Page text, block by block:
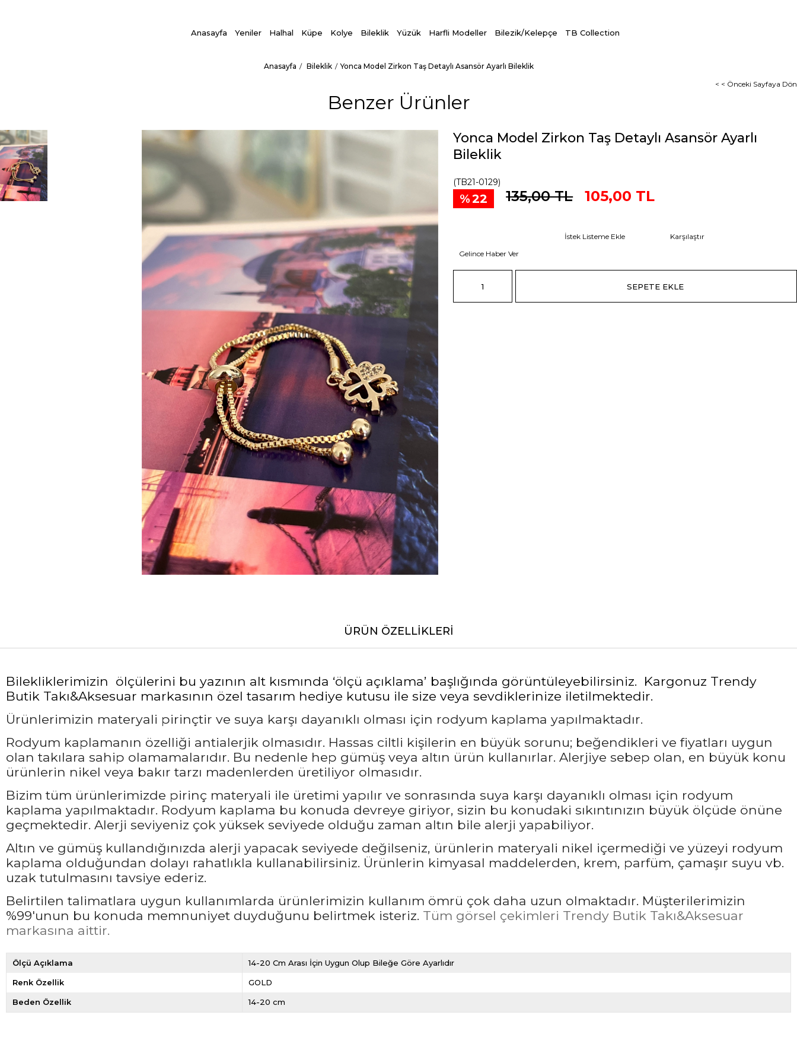
Anasayfa Yeniler Halhal Küpe Kolye Bileklik Yüzük Harfli Modeller Bilezik/Kelepçe TB Collection
Anasayfa Bileklik
Yonca Model Zirkon Taş Detaylı Asansör Ayarlı Bileklik
< < Önceki Sayfaya Dön
Benzer Ürünler
Yonca Model Zirkon Taş Detaylı Asansör Ayarlı
Bileklik
(TB21-0129)
22 135,00 TL 105,00 TL
İstek Listeme Ekle
Karşılaştır
Gelince Haber Ver
ÜRÜN ÖZELLIKLERI
Bilekliklerimizin ölçülerini bu yazının alt kısmında ‘ölçü açıklama’ başlığında görüntüleyebilirsiniz. Kargonuz Trendy
Butik Takı&Aksesuar markasının özel tasarım hediye kutusu ile size veya sevdiklerinize iletilmektedir.
Ürünlerimizin materyali pirinçtir ve suya karşı dayanıklı olması için rodyum kaplama yapılmaktadır.
Rodyum kaplamanın özelliği antialerjik olmasıdır. Hassas ciltli kişilerin en büyük sorunu; beğendikleri ve fiyatları uygun
olan takılara sahip olamamalarıdır. Bu nedenle hep gümüş veya altın ürün kullanırlar. Alerjiye sebep olan, en büyük konu
ürünlerin nikel veya bakır tarzı madenlerden üretiliyor olmasıdır.
Bizim tüm ürünlerimizde pirinç materyali ile üretimi yapılır ve sonrasında suya karşı dayanıklı olması için rodyum
kaplama yapılmaktadır. Rodyum kaplama bu konuda devreye giriyor, sizin bu konudaki sıkıntınızın büyük ölçüde önüne
geçmektedir. Alerji seviyeniz çok yüksek seviyede olduğu zaman altın bile alerji yapabiliyor.
Altın ve gümüş kullandığınızda alerji yapacak seviyede değilseniz, ürünlerin materyali nikel içermediği ve yüzeyi rodyum
kaplama olduğundan dolayı rahatlıkla kullanabilirsiniz. Ürünlerin kimyasal maddelerden, krem, parfüm, çamaşır suyu vb.
uzak tutulmasını tavsiye ederiz.
Belirtilen talimatlara uygun kullanımlarda ürünlerimizin kullanım ömrü çok daha uzun olmaktadır. Müşterilerimizin
%99'unun bu konuda memnuniyet duyduğunu belirtmek isteriz. Tüm görsel çekimleri Trendy Butik Takı&Aksesuar
markasına aittir.
Ölçü Açıklama 14-20 Cm Arası İçin Uygun Olup Bileğe Göre Ayarlıdır
Renk Özellik GOLD
Beden Özellik 14-20 cm